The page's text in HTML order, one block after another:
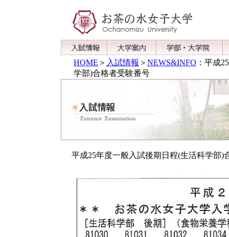
HOME ＞ 入試情報 ＞ NEWS&INFO ：平成
学部)合格者受験番号
平成25年度一般入試後期日程(生活科学部)